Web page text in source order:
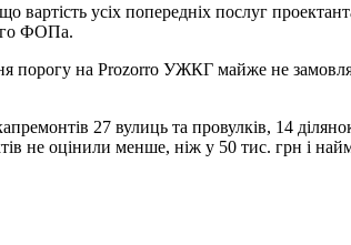
вартість усіх попередніх послуг
ФОПа.
на Prozorro УЖКГ майже не
27 вулиць та провулків, 14 ділянок
не оцінили менше, ніж у 50 тис. грн і